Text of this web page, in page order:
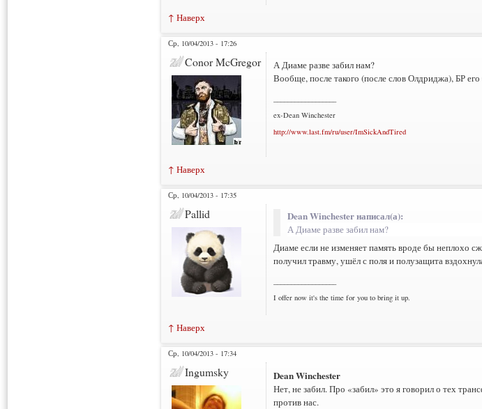
↑ Наверх
Ср, 10/04/2013 - 17:26
Conor McGregor
А Диаме разве забил нам?
Вообще, после такого (после слов Олдриджа), БР
ex-Dean Winchester
http://www.last.fm/ru/user/ImSickAndTired
↑ Наверх
Ср, 10/04/2013 - 17:35
Pallid Dean Winchester написал(а):
А Диаме разве забил нам?
Диаме если не изменяет память вроде бы неплохо
получил травму, ушёл с поля и полузащита
I offer now it's the time for you to bring it up.
↑ Наверх
Ср, 10/04/2013 - 17:34
Ingumsky Dean Winchester
Нет, не забил. Про «забил» это я говорил о тех
против нас.